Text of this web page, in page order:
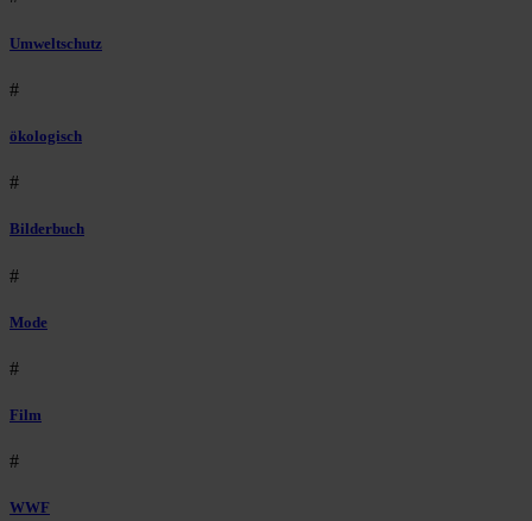
Umweltschutz
#
ökologisch
#
Bilderbuch
#
Mode
#
Film
#
WWF